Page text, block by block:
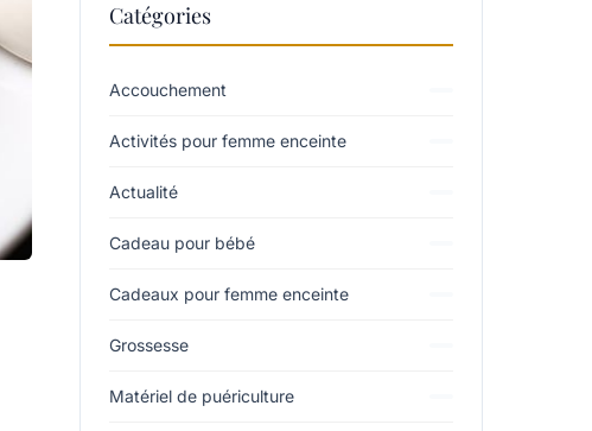
Catégories
Accouchement
Activités pour femme enceinte
Actualité
Cadeau pour bébé
Cadeaux pour femme enceinte
Grossesse
Matériel de puériculture